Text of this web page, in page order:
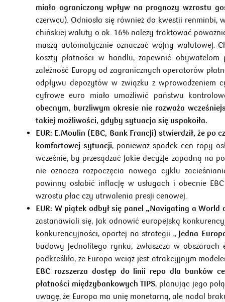
miało ograniczony wpływ na prognozy wzrostu
czerwcu). Odniosła się również do kwestii renminbi,
chińskiej waluty o ok. 16% należy traktować
muszą automatycznie oznaczać wojny walutowej.
koszty płatności w handlu, zapewnić obywatelom
zależność Europy od zagranicznych operatorów
odpływu depozytów w związku z wprowadzeniem
cyfrowe euro miało umożliwić państwu
obecnym, burzliwym okresie nie rozważa
takiej możliwości, gdyby sytuacja się uspokoiła.
EUR: E.Moulin (EBC, Bank Francji) stwierdził, że po
komfortowej sytuacji, ponieważ spadek cen ropy
wcześnie, by przesądzać jakie decyzje zapadną na
nie oznacza rozpoczęcia nowego cyklu
powinny osłabić inflację w usługach i obecnie
wzrostu płac czy utrwalenia presji cenowej.
EUR: W piątek odbył się panel „Navigating a World
zastanawiali się, jak odnowić europejską
konkurencyjności, opartej na strategii „ Jedna
budowy jednolitego rynku, zwłaszcza w
podkreśliła, że Europa wciąż jest atrakcyjnym
EBC rozszerza dostęp do linii repo dla banków
płatności międzybankowych TIPS, planując jego
uwagę, że Europa ma unię monetarną, ale nadal